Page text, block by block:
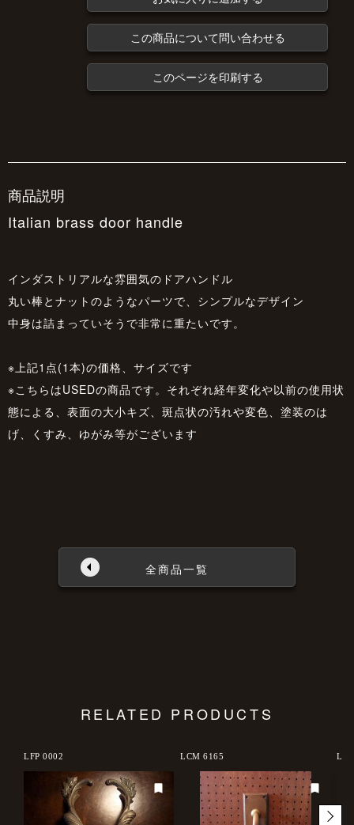
この商品について問い合わせる
このページを印刷する
商品説明
Italian brass door handle
インダストリアルな雰囲気のドアハンドル
丸い棒とナットのようなパーツで、シンプルなデザイン
中身は詰まっていそうで非常に重たいです。
※上記1点(1本)の価格、サイズです
※こちらはUSEDの商品です。それぞれ経年変化や以前の使用状
態による、表面の大小キズ、斑点状の汚れや変色、塗装のは
げ、くすみ、ゆがみ等がございます
全商品一覧
RELATED PRODUCTS
LFP 0002 LCM 6165